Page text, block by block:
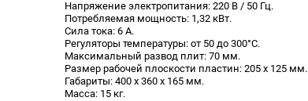
Напряжение электропитания: 220 В / 50 Гц.
Потребляемая мощность: 1,32 кВт.
Сила тока: 6 А.
Регуляторы температуры: от 50 до 300°С.
Максимальный развод плит: 70 мм.
Размер рабочей плоскости пластин: 205 x 125 мм.
Габариты: 400 х 360 х 165 мм.
Масса: 15 кг.